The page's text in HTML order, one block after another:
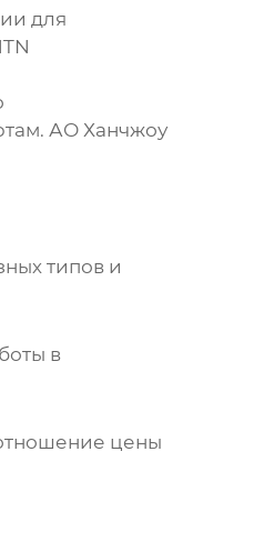
для
АО Ханчжоу
типов и
в
цены